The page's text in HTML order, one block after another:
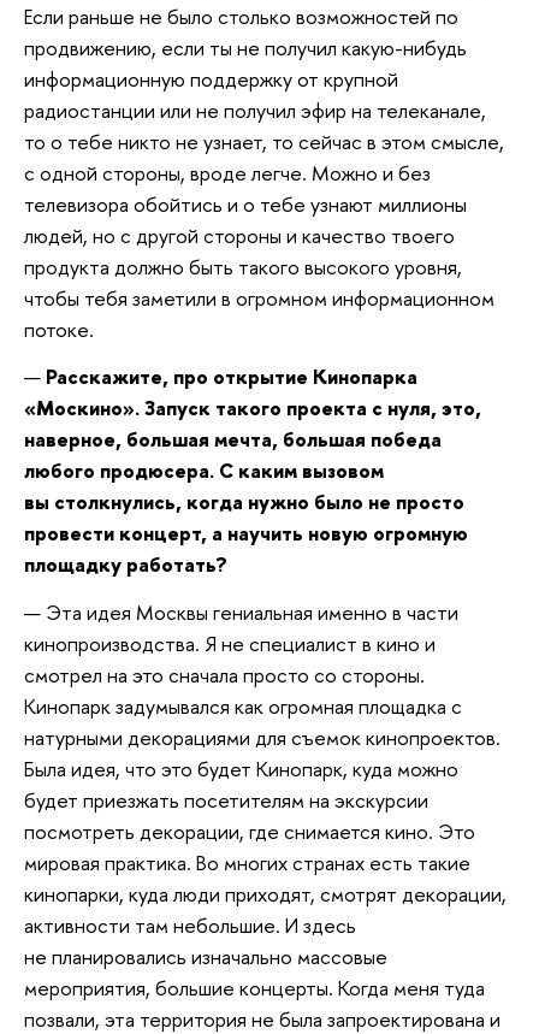
Если раньше не было столько возможностей по
продвижению, если ты не получил какую-нибудь
информационную поддержку от крупной
радиостанции или не получил эфир на телеканале,
то о тебе никто не узнает, то сейчас в этом смысле,
с одной стороны, вроде легче. Можно и без
телевизора обойтись и о тебе узнают миллионы
людей, но с другой стороны и качество твоего
продукта должно быть такого высокого уровня,
чтобы тебя заметили в огромном информационном
потоке.
— Расскажите, про открытие Кинопарка
«Москино». Запуск такого проекта с нуля, это,
наверное, большая мечта, большая победа
любого продюсера. С каким вызовом
вы столкнулись, когда нужно было не просто
провести концерт, а научить новую огромную
площадку работать?
— Эта идея Москвы гениальная именно в части
кинопроизводства. Я не специалист в кино и
смотрел на это сначала просто со стороны.
Кинопарк задумывался как огромная площадка с
натурными декорациями для съемок кинопроектов.
Была идея, что это будет Кинопарк, куда можно
будет приезжать посетителям на экскурсии
посмотреть декорации, где снимается кино. Это
мировая практика. Во многих странах есть такие
кинопарки, куда люди приходят, смотрят декорации,
активности там небольшие. И здесь
не планировались изначально массовые
мероприятия, большие концерты. Когда меня туда
позвали, эта территория не была запроектирована и